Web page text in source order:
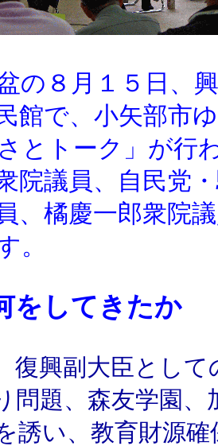
の８月１５日、
館で、小矢部市
とトーク」が行
院議員、自民党
、橘慶一郎衆院
。
をしてきたか
復興副大臣として
問題、森友学園、
誘い、教育財源